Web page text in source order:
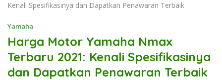
Kenali Spesifikasinya dan Dapatkan Penawaran Terbaik
Yamaha
Harga Motor Yamaha Nmax
Terbaru 2021: Kenali Spesifikasinya
dan Dapatkan Penawaran Terbaik